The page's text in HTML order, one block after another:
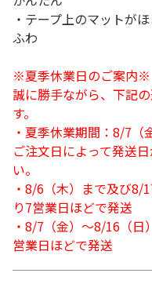
・テープ上のマットが
ふわ
※夏季休業日のご案内※
誠に勝手ながら、下記
す。
・夏季休業期間：8/7（
ご注文日によって発送
い。
・8/6（木）まで及び8/
り7営業日ほどで発送
・8/7（金）～8/16（
営業日ほどで発送